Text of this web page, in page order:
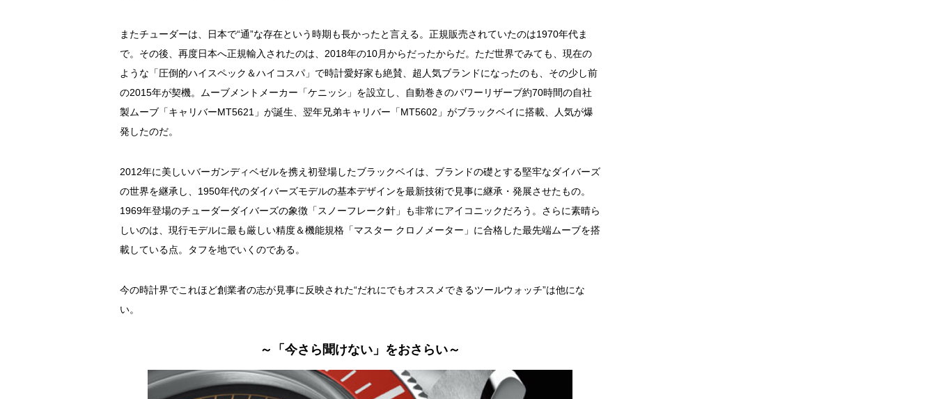
またチューダーは、日本で“通”な存在という時期も長かったと言える。正規販売されていたのは1970年代ま
で。その後、再度日本へ正規輸入されたのは、2018年の10月からだったからだ。ただ世界でみても、現在の
ような「圧倒的ハイスペック＆ハイコスパ」で時計愛好家も絶賛、超人気ブランドになったのも、その少し前
の2015年が契機。ムーブメントメーカー「ケニッシ」を設立し、自動巻きのパワーリザーブ約70時間の自社
製ムーブ「キャリバーMT5621」が誕生、翌年兄弟キャリバー「MT5602」がブラックベイに搭載、人気が爆
発したのだ。
2012年に美しいバーガンディベゼルを携え初登場したブラックベイは、ブランドの礎とする堅牢なダイバーズ
の世界を継承し、1950年代のダイバーズモデルの基本デザインを最新技術で見事に継承・発展させたもの。
1969年登場のチューダーダイバーズの象徴「スノーフレーク針」も非常にアイコニックだろう。さらに素晴ら
しいのは、現行モデルに最も厳しい精度＆機能規格「マスター クロノメーター」に合格した最先端ムーブを搭
載している点。タフを地でいくのである。
今の時計界でこれほど創業者の志が見事に反映された“だれにでもオススメできるツールウォッチ”は他にな
い。
～「今さら聞けない」をおさらい～